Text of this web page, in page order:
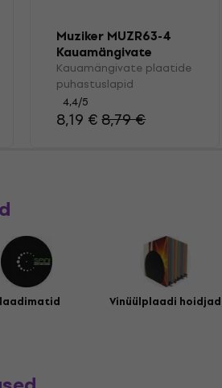
Muziker MUZR63-4
Kauamängivate
plaatide
puhastuslapid
Kauamängivate plaatide
puhastuslapid
4,4/5
8,19 €8,79 €
Vinüülplaadi hoidjad